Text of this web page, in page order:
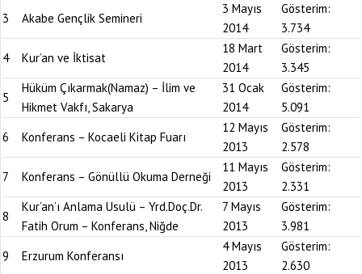
3
Akabe Gençlik Semineri
3 Mayıs
2014
Gösterim:
3.734
4
Kur’an ve İktisat
18 Mart
2014
Gösterim:
3.345
5
Hüküm Çıkarmak(Namaz) – İlim ve
Hikmet Vakfı, Sakarya
31 Ocak
2014
Gösterim:
5.091
6
Konferans – Kocaeli Kitap Fuarı
12 Mayıs
2013
Gösterim:
2.578
7
Konferans – Gönüllü Okuma Derneği
11 Mayıs
2013
Gösterim:
2.331
8
Kur’an’ı Anlama Usulü – Yrd.Doç.Dr.
Fatih Orum – Konferans, Niğde
7 Mayıs
2013
Gösterim:
3.981
9
Erzurum Konferansı
4 Mayıs
2013
Gösterim:
2.630